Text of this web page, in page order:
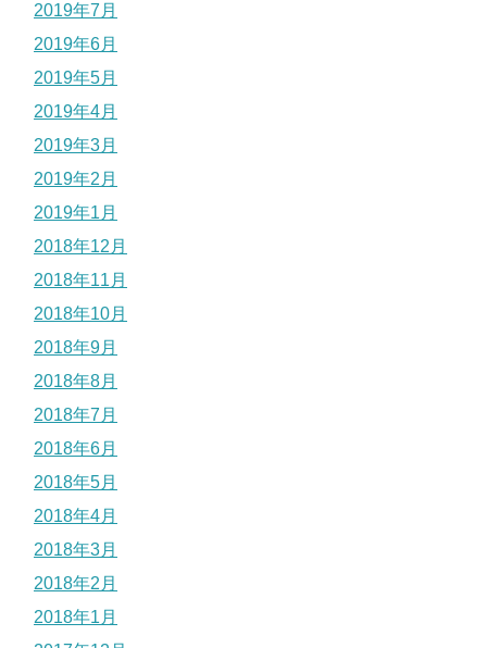
2019年7月
2019年6月
2019年5月
2019年4月
2019年3月
2019年2月
2019年1月
2018年12月
2018年11月
2018年10月
2018年9月
2018年8月
2018年7月
2018年6月
2018年5月
2018年4月
2018年3月
2018年2月
2018年1月